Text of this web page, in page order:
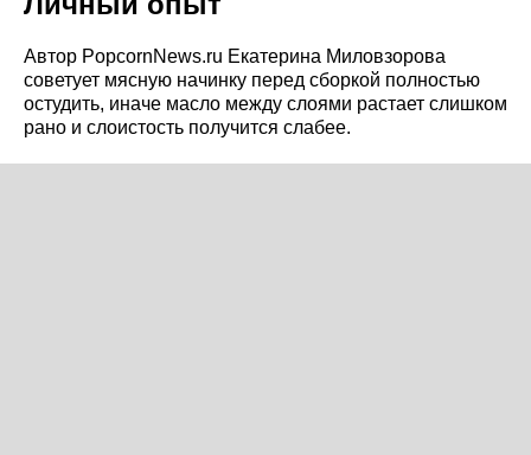
Автор PopcornNews.ru Екатерина Миловзорова
советует мясную начинку перед сборкой полностью
остудить, иначе масло между слоями растает слишком
рано и слоистость получится слабее.